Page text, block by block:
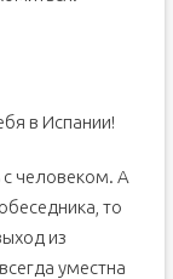
в Испании!
человеком. А
то
из
уместна